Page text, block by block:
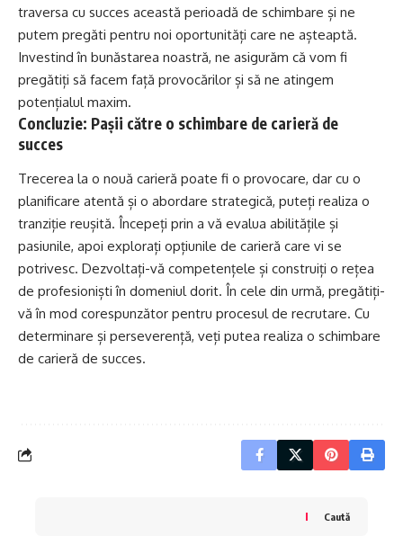
traversa cu succes această perioadă de schimbare și ne
putem pregăti pentru noi oportunități care ne așteaptă.
Investind în bunăstarea noastră, ne asigurăm că vom fi
pregătiți să facem față provocărilor și să ne atingem
potențialul maxim.
Concluzie: Pașii către o schimbare de carieră de
succes
Trecerea la o nouă carieră poate fi o provocare, dar cu o
planificare atentă și o abordare strategică, puteți realiza o
tranziție reușită. Începeți prin a vă evalua abilitățile și
pasiunile, apoi explorați opțiunile de carieră care vi se
potrivesc. Dezvoltați-vă competențele și construiți o rețea
de profesioniști în domeniul dorit. În cele din urmă, pregătiți-
vă în mod corespunzător pentru procesul de recrutare. Cu
determinare și perseverență, veți putea realiza o schimbare
de carieră de succes.
Caută